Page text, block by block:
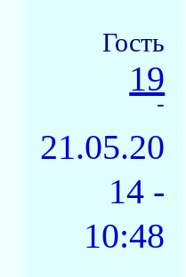
Гость
19
-
21.05.20
14 -
10:48